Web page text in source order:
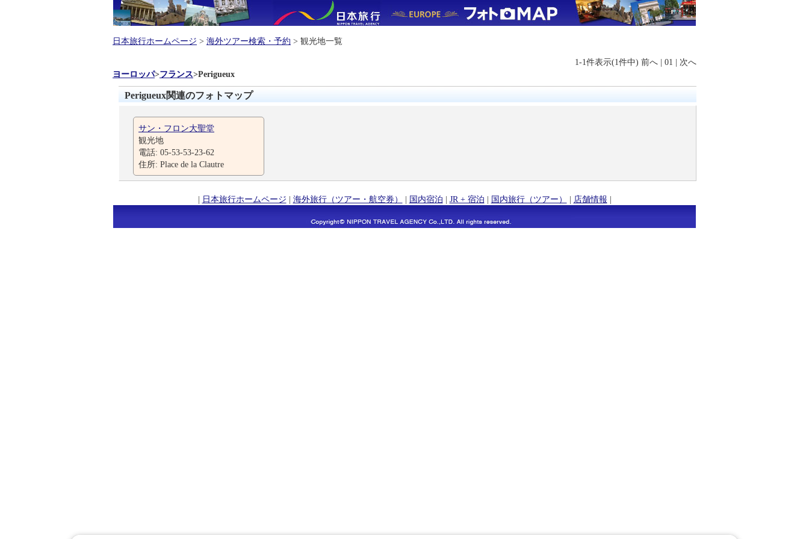
日本旅行ホームページ > 海外ツアー検索・予約 > 観光地一覧
1-1件表示(1件中) 前へ | 01 | 次へ
ヨーロッパ>フランス>Perigueux
Perigueux関連のフォトマップ
サン・フロン大聖堂
観光地
電話: 05-53-53-23-62
住所: Place de la Clautre
| 日本旅行ホームページ | 海外旅行（ツアー・航空券） | 国内宿泊 | JR + 宿泊 | 国内旅行（ツアー） | 店舗情報 |